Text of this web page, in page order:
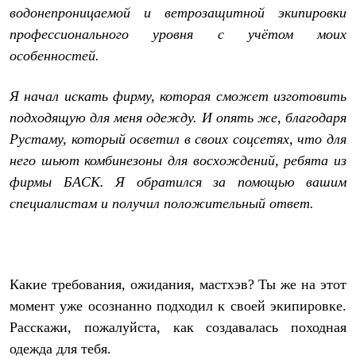
водонепроницаемой и ветрозащитной экипировки
профессионального уровня с учётом моих
особенностей.
Я начал искать фирму, которая сможет изготовить
подходящую для меня одежду. И опять же, благодаря
Рустаму, который осветил в своих соцсетях, что для
него шьют комбинезоны для восхождений, ребята из
фирмы БАСК. Я обратился за помощью вашим
специалистам и получил положительный ответ.
Какие требования, ожидания, мастхэв? Ты же на этот
момент уже осознанно подходил к своей экипировке.
Расскажи, пожалуйста, как создавалась походная
одежда для тебя.